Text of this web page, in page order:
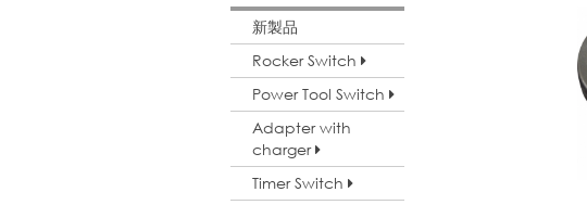
新製品
Rocker Switch
Power Tool Switch
Adapter with
charger
Timer Switch